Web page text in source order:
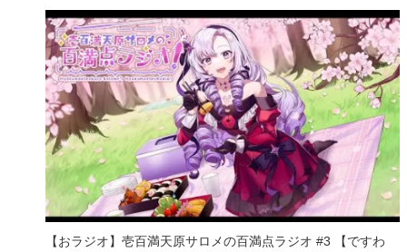
【おラジオ】壱百満天原サロメの百満点ラジオ #3 【ですわ